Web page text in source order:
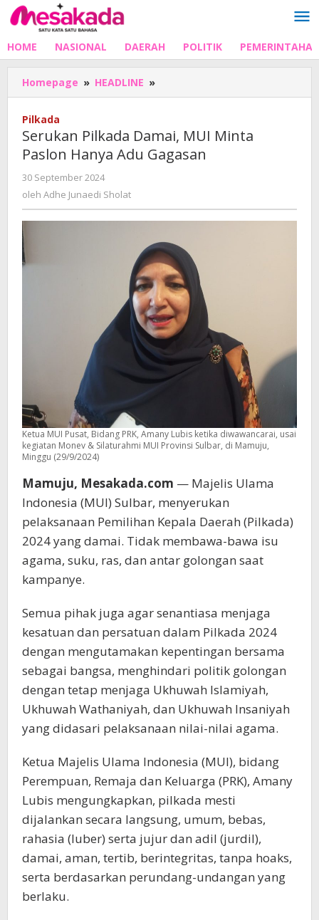
Lewati
ke
HOME NASIONAL DAERAH POLITIK
Homepage » HEADLINE »
Pilkada
Minta
Paslon
Pilkada
Serukan Pilkada Damai, MUI Minta
Paslon Hanya Adu Gagasan
30 September 2024
Adhe
oleh Adhe Junaedi Sholat
Ketua MUI Pusat, Bidang PRK, Amany Lubis ketika diwawancarai, usai
kegiatan Monev & Silaturahmi MUI Provinsi Sulbar, di Mamuju,
Minggu (29/9/2024)
Mamuju, Mesakada.com — Majelis Ulama
Indonesia (MUI) Sulbar, menyerukan
pelaksanaan Pemilihan Kepala Daerah (Pilkada)
2024 yang damai. Tidak membawa-bawa isu
agama, suku, ras, dan antar golongan saat
kampanye.
Semua pihak juga agar senantiasa menjaga
kesatuan dan persatuan dalam Pilkada 2024
dengan mengutamakan kepentingan bersama
sebagai bangsa, menghindari politik golongan
dengan tetap menjaga Ukhuwah Islamiyah,
Ukhuwah Wathaniyah, dan Ukhuwah Insaniyah
yang didasari pelaksanaan nilai-nilai agama.
Ketua Majelis Ulama Indonesia (MUI), bidang
Perempuan, Remaja dan Keluarga (PRK), Amany
Lubis mengungkapkan, pilkada mesti
dijalankan secara langsung, umum, bebas,
rahasia (luber) serta jujur dan adil (jurdil),
damai, aman, tertib, berintegritas, tanpa hoaks,
serta berdasarkan perundang-undangan yang
berlaku.